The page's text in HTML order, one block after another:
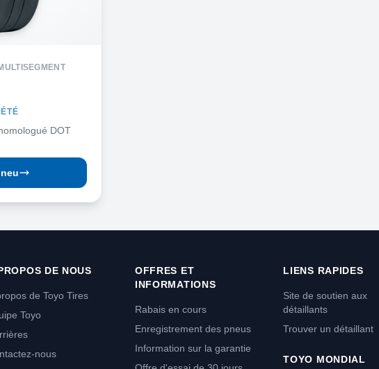
DOT
DE NOUS
de Toyo Tires
Toyo
nous
OFFRES ET
INFORMATIONS
Rabais en cours
Enregistrement des pneus
Information sur la garantie
LIENS RAPIDES
Site de soutien aux
détaillants
Trouver un détaillant
TOYO MONDIAL